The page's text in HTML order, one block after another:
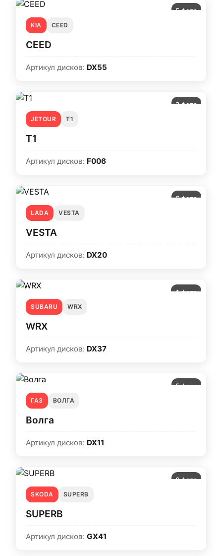
5 фото
KIA
CEED
CEED
Артикул дисков: DX55
3 фото
JETOUR
T1
T1
Артикул дисков: F006
6 фото
LADA
VESTA
VESTA
Артикул дисков: DX20
4 фото
SUBARU
WRX
WRX
Артикул дисков: DX37
5 фото
ГАЗ
ВОЛГА
Волга
Артикул дисков: DX11
6 фото
SKODA
SUPERB
SUPERB
Артикул дисков: GX41